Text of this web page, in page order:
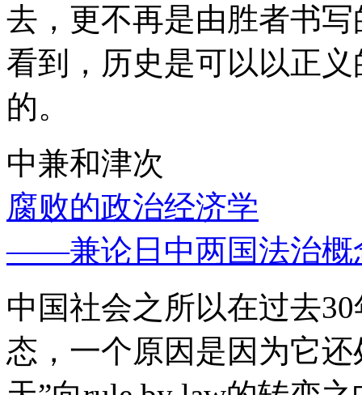
去，更不再是由胜者书
看到，历史是可以以正
的。
中兼和津次
腐败的政治经济学
——兼论日中两国法治概
中国社会之所以在过去
态，一个原因是因为它